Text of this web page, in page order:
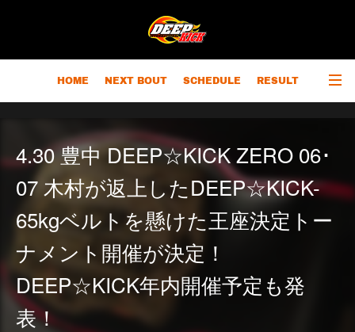
HOME NEXT BOUT SCHEDULE RESULT
4.30 豊中 DEEP☆KICK ZERO 06･
07 木村が返上したDEEP☆KICK-
65kgベルトを懸けた王座決定トー
ナメント開催が決定！
DEEP☆KICK年内開催予定も発
表！